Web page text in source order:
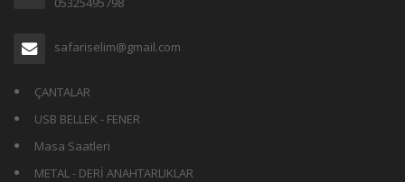
safariselim@gmail.com
ÇANTALAR
USB BELLEK - FENER
Masa Saatleri
METAL - DERİ ANAHTARLIKLAR